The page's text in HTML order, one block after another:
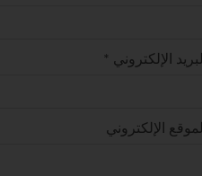
البريد الإلكتروني *
الموقع الإلكتروني